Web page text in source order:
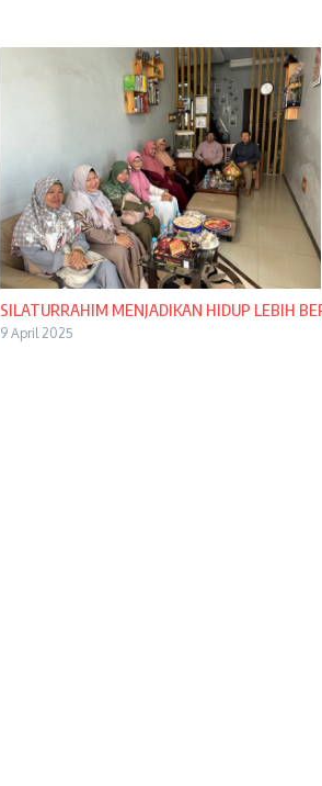
SILATURRAHIM MENJADIKAN HIDUP LEBIH
9 April 2025